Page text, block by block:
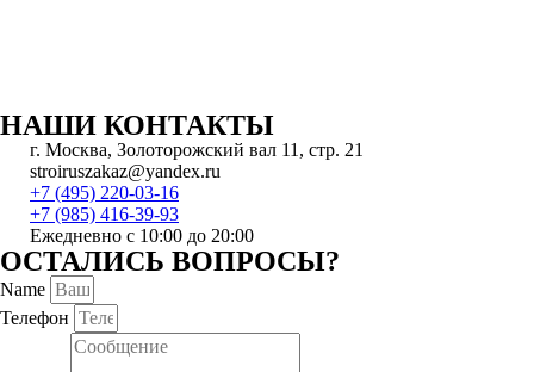
НАШИ КОНТАКТЫ
г. Москва, Золоторожский вал 11, стр. 21
stroiruszakaz@yandex.ru
+7 (495) 220-03-16
+7 (985) 416-39-93
Ежедневно с 10:00 до 20:00
ОСТАЛИСЬ ВОПРОСЫ?
Name
Телефон